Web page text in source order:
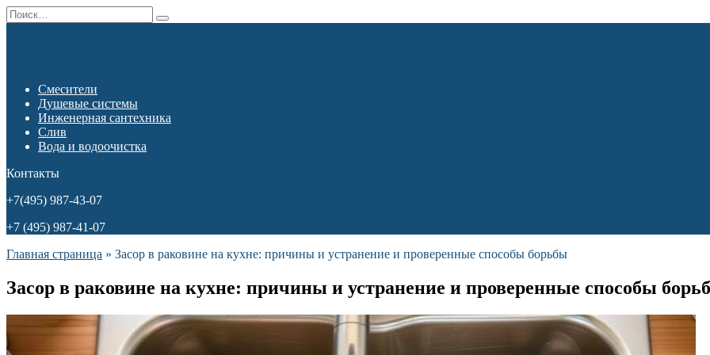
Перейти
к
Search
for:
Смесители
Душевые системы
Инженерная сантехника
Слив
Вода и водоочистка
Контакты
+7(495) 987-43-07
+7 (495) 987-41-07
Главная страница » Засор в раковине на кухне: причины и устранение и проверенные способы борьбы
Засор в раковине на кухне: причины и устранение и проверенные способы